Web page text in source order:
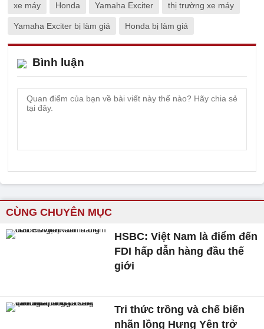
xe máy Honda Yamaha Exciter thị trường xe máy
Yamaha Exciter bị làm giá Honda bị làm giá
Bình luận
CÙNG CHUYÊN MỤC
HSBC: Việt Nam là điểm đến
FDI hấp dẫn hàng đầu thế
giới
Tri thức trồng và chế biến
nhãn lồng Hưng Yên trở